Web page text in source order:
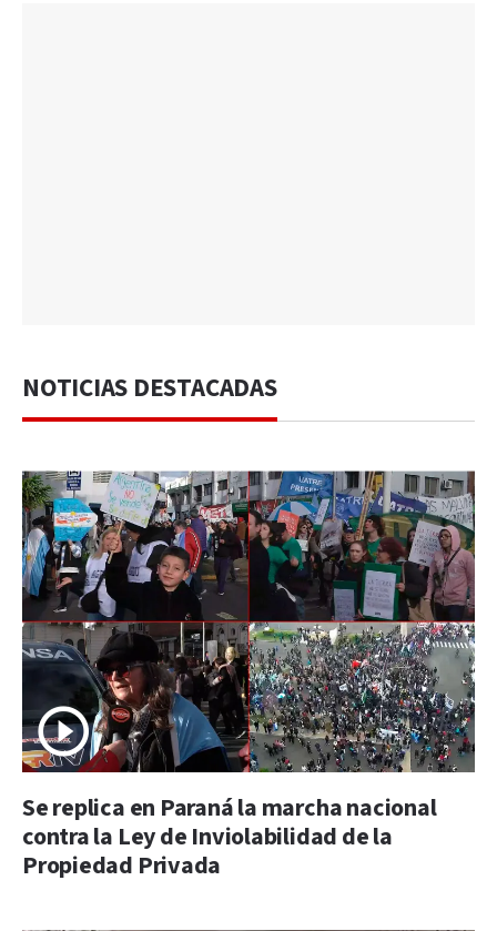
NOTICIAS DESTACADAS
Se replica en Paraná la marcha nacional
contra la Ley de Inviolabilidad de la
Propiedad Privada